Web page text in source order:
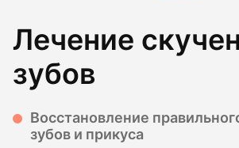
Лечение
зубов
Восстановление
зубов и прикуса